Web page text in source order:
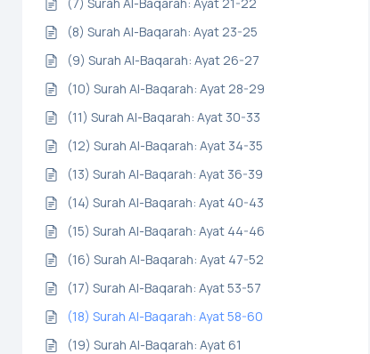
(8) Surah Al-Baqarah: Ayat 23-25
(9) Surah Al-Baqarah: Ayat 26-27
(10) Surah Al-Baqarah: Ayat 28-29
(11) Surah Al-Baqarah: Ayat 30-33
(12) Surah Al-Baqarah: Ayat 34-35
(13) Surah Al-Baqarah: Ayat 36-39
(14) Surah Al-Baqarah: Ayat 40-43
(15) Surah Al-Baqarah: Ayat 44-46
(16) Surah Al-Baqarah: Ayat 47-52
(17) Surah Al-Baqarah: Ayat 53-57
(18) Surah Al-Baqarah: Ayat 58-60
(19) Surah Al-Baqarah: Ayat 61